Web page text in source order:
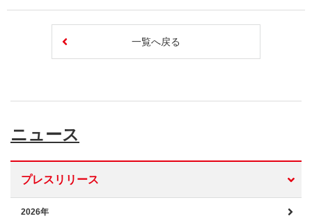
一覧へ戻る
ニュース
プレスリリース
2026年